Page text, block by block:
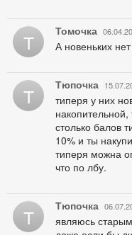
Т Томочка
А новеньких
Т Тюпочка
типеря у них
столько балов
10% и ты
типеря можна
что по лбу.
Т Тюпочка
являюсь